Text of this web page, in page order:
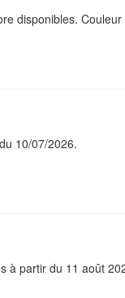
disponibles.
10/07/2026.
à partir du 11 août